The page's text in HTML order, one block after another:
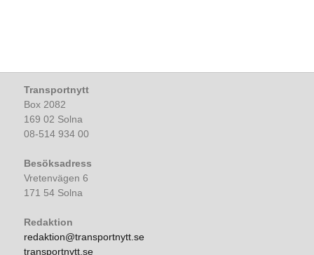
Transportnytt
Box 2082
169 02 Solna
08-514 934 00
Besöksadress
Vretenvägen 6
171 54 Solna
Redaktion
redaktion@transportnytt.se
transportnytt.se